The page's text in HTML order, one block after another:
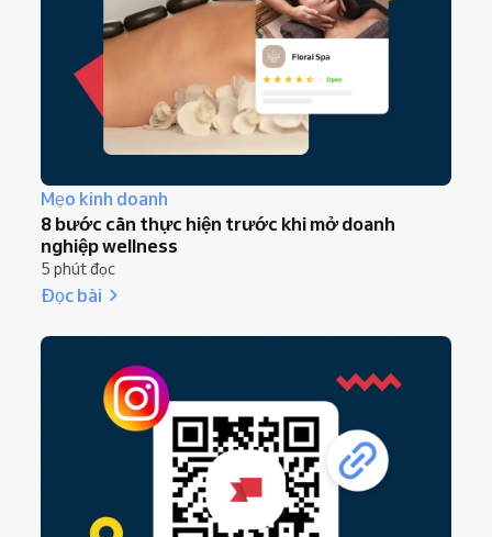
Mẹo kinh doanh
8 bước cần thực hiện trước khi mở doanh
nghiệp wellness
5 phút đọc
Đọc bài